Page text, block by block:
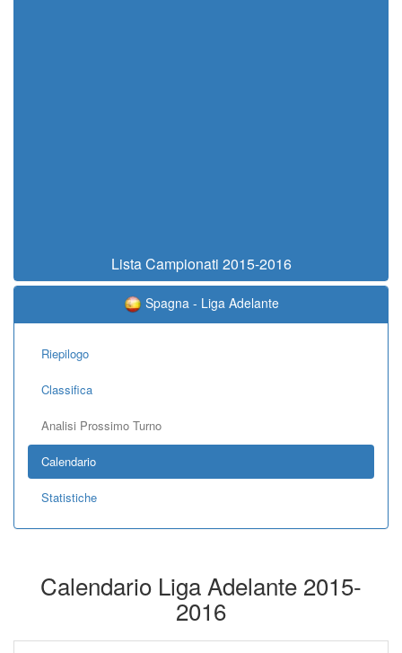
Lista Campionati 2015-2016
Spagna - Liga Adelante
Riepilogo
Classifica
Analisi Prossimo Turno
Calendario
Statistiche
Calendario Liga Adelante 2015-
2016